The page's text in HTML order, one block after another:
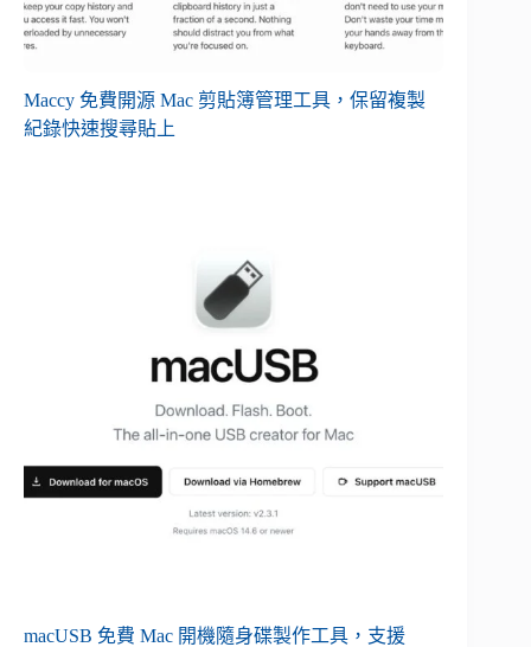
Maccy 免費開源 Mac 剪貼簿管理工具，保留複製
紀錄快速搜尋貼上
macUSB 免費 Mac 開機隨身碟製作工具，支援